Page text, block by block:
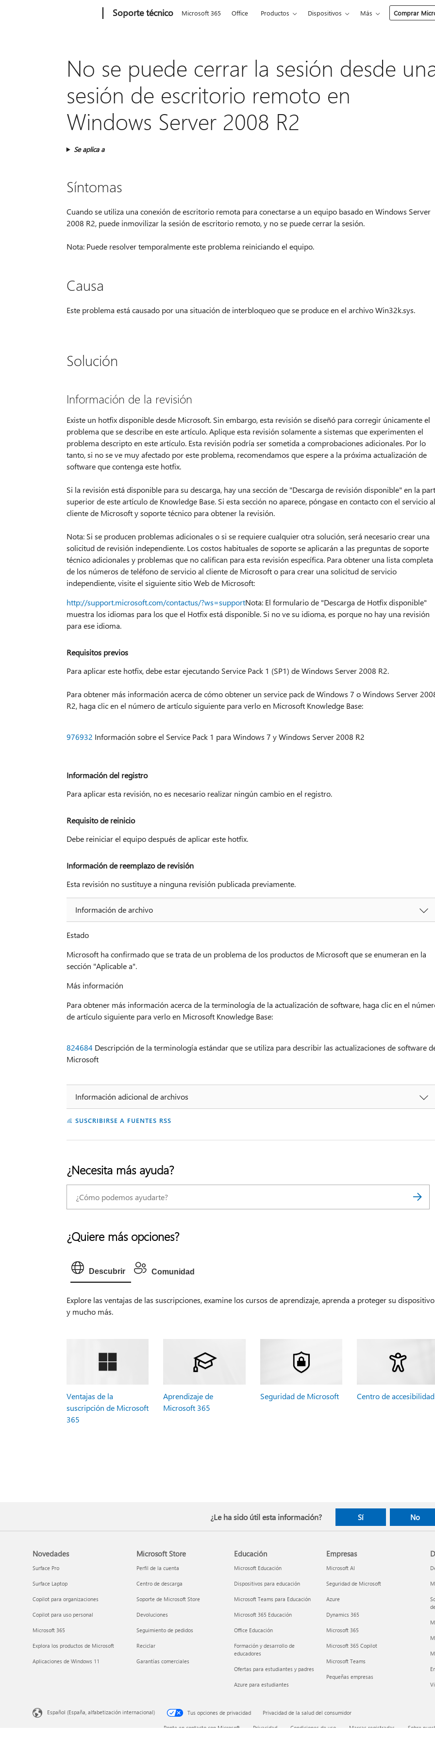
Soporte técnico Microsoft 365 Office Productos Dispositivos Más Comprar
No se puede cerrar la sesión desde
sesión de escritorio remoto en
Windows Server 2008 R2
Se aplica a
Síntomas
Cuando se utiliza una conexión de escritorio remota para conectarse a un equipo basado en Windows Server
2008 R2, puede inmovilizar la sesión de escritorio remoto, y no se puede cerrar la sesión.
Nota: Puede resolver temporalmente este problema reiniciando el equipo.
Causa
Este problema está causado por una situación de interbloqueo que se produce en el archivo Win32k.sys.
Solución
Información de la revisión
Existe un hotfix disponible desde Microsoft. Sin embargo, esta revisión se diseñó para corregir únicamente el
problema que se describe en este artículo. Aplique esta revisión solamente a sistemas que experimenten el
problema descripto en este artículo. Esta revisión podría ser sometida a comprobaciones adicionales. Por lo
tanto, si no se ve muy afectado por este problema, recomendamos que espere a la próxima actualización de
software que contenga este hotfix.
Si la revisión está disponible para su descarga, hay una sección de "Descarga de revisión disponible" en la
superior de este artículo de Knowledge Base. Si esta sección no aparece, póngase en contacto con el servicio al
cliente de Microsoft y soporte técnico para obtener la revisión.
Nota: Si se producen problemas adicionales o si se requiere cualquier otra solución, será necesario crear una
solicitud de revisión independiente. Los costos habituales de soporte se aplicarán a las preguntas de soporte
técnico adicionales y problemas que no califican para esta revisión específica. Para obtener una lista completa
de los números de teléfono de servicio al cliente de Microsoft o para crear una solicitud de servicio
independiente, visite el siguiente sitio Web de Microsoft:
http://support.microsoft.com/contactus/?ws=supportNota: El formulario de "Descarga de Hotfix disponible"
muestra los idiomas para los que el Hotfix está disponible. Si no ve su idioma, es porque no hay una revisión
para ese idioma.
Requisitos previos
Para aplicar este hotfix, debe estar ejecutando Service Pack 1 (SP1) de Windows Server 2008 R2.
Para obtener más información acerca de cómo obtener un service pack de Windows 7 o Windows Server
R2, haga clic en el número de artículo siguiente para verlo en Microsoft Knowledge Base:
976932 Información sobre el Service Pack 1 para Windows 7 y Windows Server 2008 R2
Información del registro
Para aplicar esta revisión, no es necesario realizar ningún cambio en el registro.
Requisito de reinicio
Debe reiniciar el equipo después de aplicar este hotfix.
Información de reemplazo de revisión
Esta revisión no sustituye a ninguna revisión publicada previamente.
Información de archivo
Estado
Microsoft ha confirmado que se trata de un problema de los productos de Microsoft que se enumeran en la
sección "Aplicable a".
Más información
Para obtener más información acerca de la terminología de la actualización de software, haga clic en el
de artículo siguiente para verlo en Microsoft Knowledge Base:
824684 Descripción de la terminología estándar que se utiliza para describir las actualizaciones de software
Microsoft
Información adicional de archivos
SUSCRIBIRSE A FUENTES RSS
¿Necesita más ayuda?
¿Quiere más opciones?
Descubrir Comunidad
Explore las ventajas de las suscripciones, examine los cursos de aprendizaje, aprenda a proteger su dispositivo
y mucho más.
Ventajas de la
suscripción de Microsoft
365
Aprendizaje de
Microsoft 365
Seguridad de Microsoft Centro de accesibilidad
¿Le ha sido útil esta información? Sí No
Novedades
Surface Pro
Surface Laptop
Copilot para organizaciones
Copilot para uso personal
Microsoft 365
Explora los productos de Microsoft
Aplicaciones de Windows 11
Microsoft Store
Perfil de la cuenta
Centro de descarga
Soporte de Microsoft Store
Devoluciones
Seguimiento de pedidos
Reciclar
Garantías comerciales
Educación
Microsoft Educación
Dispositivos para educación
Microsoft Teams para Educación
Microsoft 365 Educación
Office Educación
Formación y desarrollo de
educadores
Ofertas para estudiantes y padres
Azure para estudiantes
Empresas
Microsoft AI
Seguridad de Microsoft
Azure
Dynamics 365
Microsoft 365
Microsoft 365 Copilot
Microsoft Teams
Pequeñas empresas
Español (España, alfabetización internacional) Tus opciones de privacidad Privacidad de la salud del consumidor
Ponte en contacto con Microsoft Privacidad Condiciones de uso Marcas registradas Sobre